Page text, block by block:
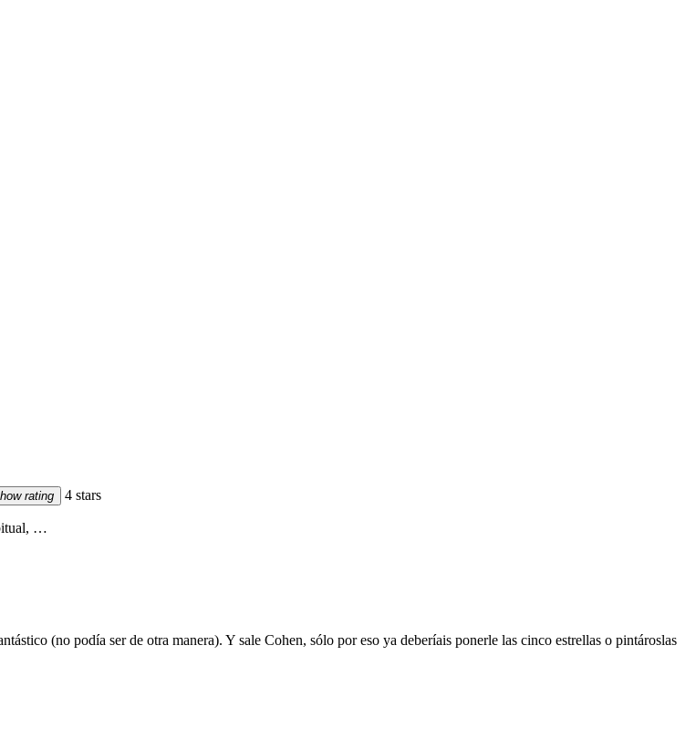
rating 4 stars
…
(no podía ser de otra manera). Y sale Cohen, sólo por eso ya deberíais ponerle las cinco estrellas o pintároslas